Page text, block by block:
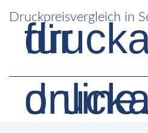
Druckpreisvergleich in